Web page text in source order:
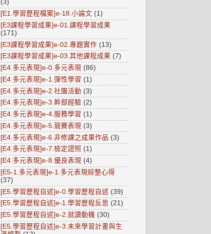
(3)
[E1.學習歷程檔案]e-18.小論文 (1)
[E3課程學習成果]e-01.課程學習成果
(171)
[E3課程學習成果]e-02.專題實作 (13)
[E3課程學習成果]e-03.其他課程成果 (7)
[E4.多元表現]e-0.多元表現 (86)
[E4.多元表現]e-1.彈性學習 (1)
[E4.多元表現]e-2.社團活動 (3)
[E4.多元表現]e-3.幹部經驗 (2)
[E4.多元表現]e-4.服務學習 (1)
[E4.多元表現]e-5.競賽表現 (3)
[E4.多元表現]e-6.非修課之成果作品 (3)
[E4.多元表現]e-7.檢定證照 (1)
[E4.多元表現]e-8.優良表現 (4)
[E5-1.多元表現]e-1.多元表現綜整心得
(37)
[E5.學習歷程自述]e-0.學習歷程自述 (39)
[E5.學習歷程自述]e-1.學習歷程反思 (21)
[E5.學習歷程自述]e-2.就讀動機 (30)
[E5.學習歷程自述]e-3.未來學習計畫與生